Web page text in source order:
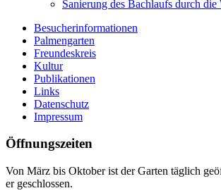
Sanierung des Bachlaufs durch die
Besucherinformationen
Palmengarten
Freundeskreis
Kultur
Publikationen
Links
Datenschutz
Impressum
Öffnungszeiten
Von März bis Oktober ist der Garten täglich
er geschlossen.